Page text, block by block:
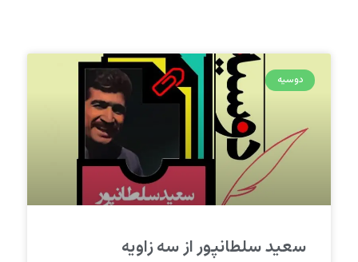
دوسیه
سعید سلطانپور از سه زاویه